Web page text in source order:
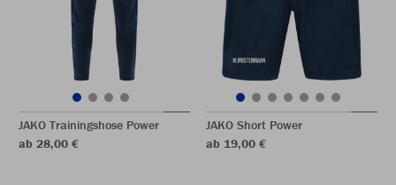
JAKO Trainingshose Power
ab 28,00 €
JAKO Short Power
ab 19,00 €